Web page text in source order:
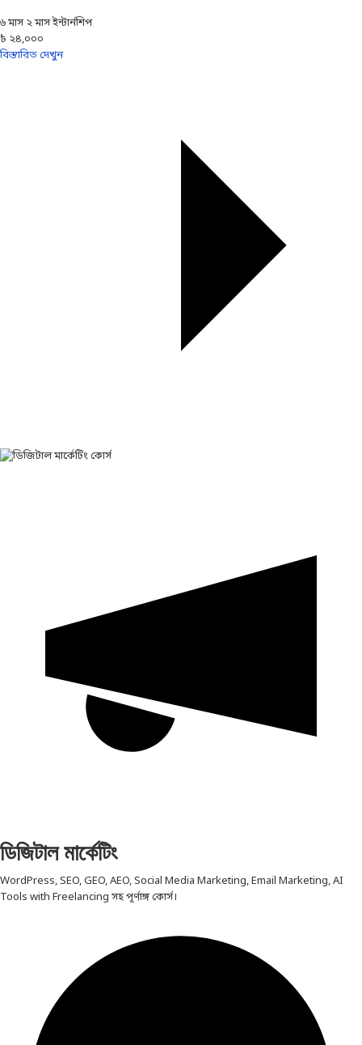
৬ মাস ২ মাস ইন্টার্নশিপ
৳ ২৪,০০০
বিস্তারিত দেখুন
ডিজিটাল মার্কেটিং
WordPress, SEO, GEO, AEO, Social Media Marketing, Email Marketing, AI
Tools with Freelancing সহ পূর্ণাঙ্গ কোর্স।